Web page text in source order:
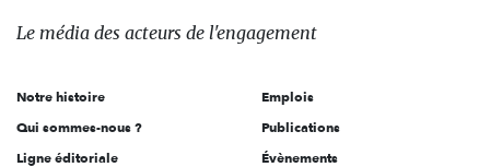
des
l'engagement
Le média des acteurs de l'engagement
Notre histoire
Qui sommes-nous ?
Ligne éditoriale
Emplois
Publications
Évènements